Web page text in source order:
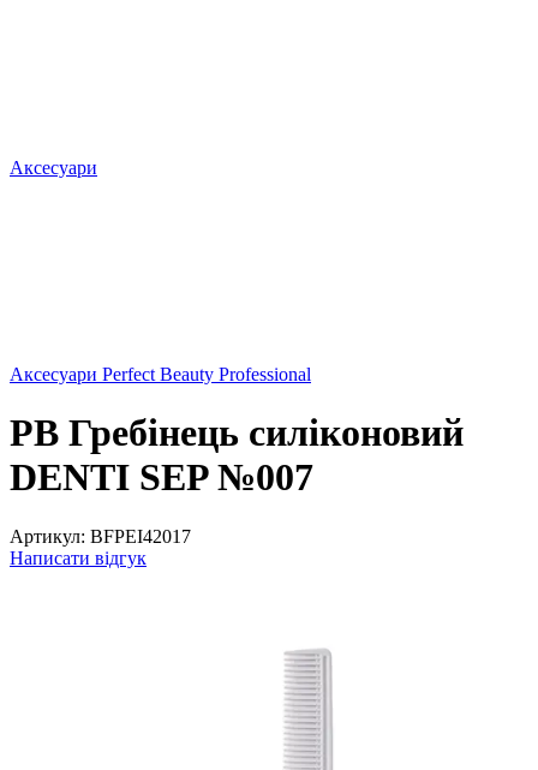
Аксесуари
Аксесуари Perfect Beauty Professional
РВ Гребінець силіконовий
DENTI SEP №007
Артикул: BFPEI42017
Написати відгук